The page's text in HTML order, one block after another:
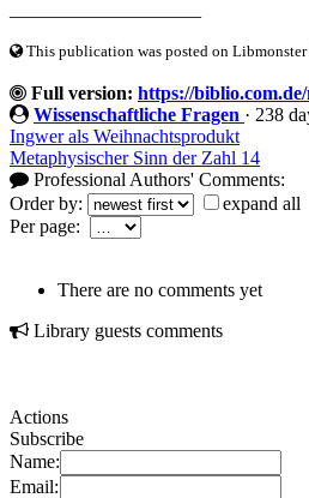
This publication was posted on
Full version: https://
Wissenschaftliche Fragen · 238
Ingwer als Weihnachtsprodukt
Metaphysischer Sinn der Zahl 14
Professional Authors' Comments:
Order by:
expand all
Per page:
There are no comments yet
Library guests comments
Actions
Subscribe
Name:
Email: